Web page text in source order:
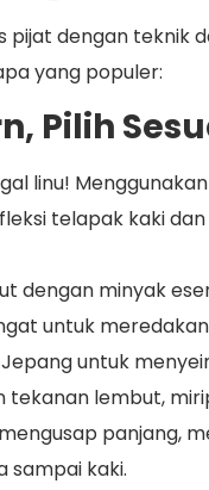
pijat dengan teknik
yang populer:
Pilih
linu!
telapak kaki
dengan minyak
untuk
untuk
tekanan lembut,
panjang,
sampai kaki.